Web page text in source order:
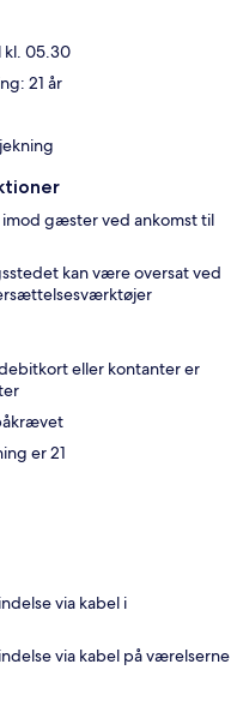
kl. 05.30
21 år
gæster ved ankomst til
kan være oversat ved
eller kontanter er
er 21
via kabel i
via kabel på værelserne